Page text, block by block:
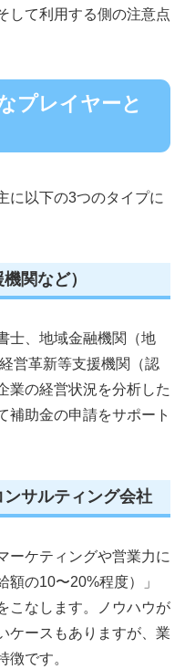
して利用する側の注意点
プレイヤーと
に以下の3つのタイプに
関など）
士、地域金融機関（地
営革新等支援機関（認
業の経営状況を分析した
補助金の申請をサポート
サルティング会社
ーケティングや営業力に
の10〜20%程度）」
こなします。ノウハウが
ケースもありますが、業
徴です。